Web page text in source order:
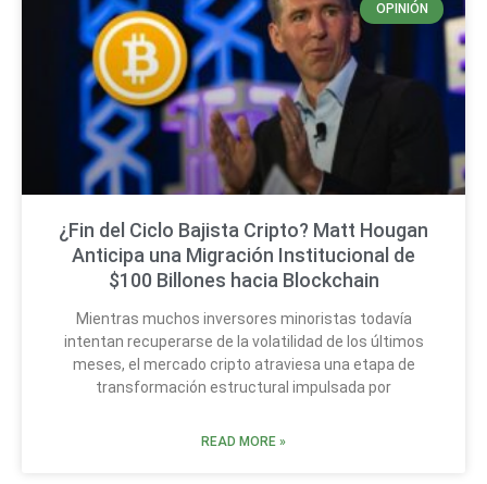
OPINIÓN
¿Fin del Ciclo Bajista Cripto? Matt Hougan
Anticipa una Migración Institucional de
$100 Billones hacia Blockchain
Mientras muchos inversores minoristas todavía
intentan recuperarse de la volatilidad de los últimos
meses, el mercado cripto atraviesa una etapa de
transformación estructural impulsada por
READ MORE »